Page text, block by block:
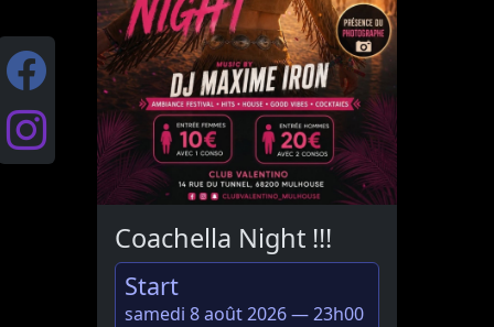
Coachella Night !!!
Start
samedi 8 août 2026 — 23h00